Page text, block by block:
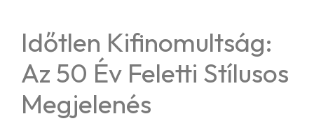
Időtlen Kifinomultság:
Az 50 Év Feletti Stílusos
Megjelenés